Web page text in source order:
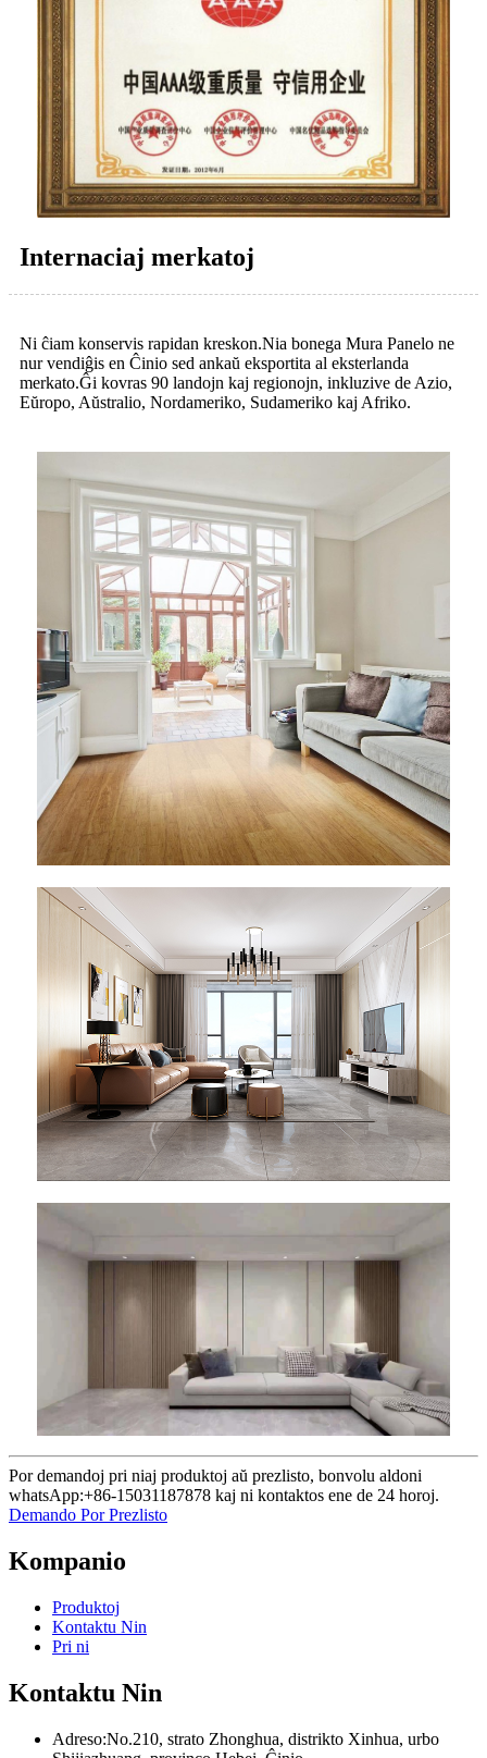
Internaciaj merkatoj
Ni ĉiam konservis rapidan kreskon.Nia bonega Mura Panelo ne
nur vendiĝis en Ĉinio sed ankaŭ eksportita al eksterlanda
merkato.Ĝi kovras 90 landojn kaj regionojn, inkluzive de Azio,
Eŭropo, Aŭstralio, Nordameriko, Sudameriko kaj Afriko.
Por demandoj pri niaj produktoj aŭ prezlisto, bonvolu aldoni
whatsApp:+86-15031187878 kaj ni kontaktos ene de 24 horoj.
Demando Por Prezlisto
Kompanio
Produktoj
Kontaktu Nin
Pri ni
Kontaktu Nin
Adreso:No.210, strato Zhonghua, distrikto Xinhua, urbo